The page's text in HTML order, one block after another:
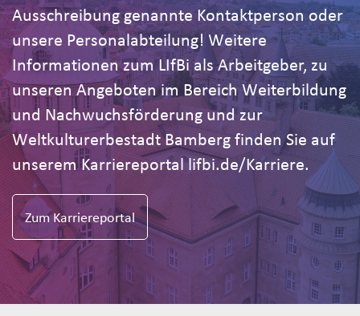
Ausschreibung genannte Kontaktperson oder
unsere Personalabteilung! Weitere
Informationen zum LIfBi als Arbeitgeber, zu
unseren Angeboten im Bereich Weiterbildung
und Nachwuchsförderung und zur
Weltkulturerbestadt Bamberg finden Sie auf
unserem Karriereportal lifbi.de/Karriere.
Zum Karriereportal